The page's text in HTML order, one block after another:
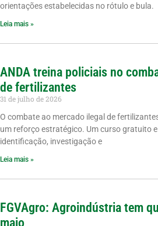
orientações estabelecidas no rótulo e bula.
Leia mais »
ANDA treina policiais no
de fertilizantes
31 de julho de 2026
O combate ao mercado ilegal de
um reforço estratégico. Um curso gratuito
identificação, investigação e
Leia mais »
FGVAgro: Agroindústria tem
maio